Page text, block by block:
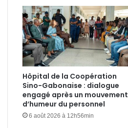
Hôpital de la Coopération
Sino-Gabonaise : dialogue
engagé après un mouvement
d’humeur du personnel
6 août 2026 à 12h56min